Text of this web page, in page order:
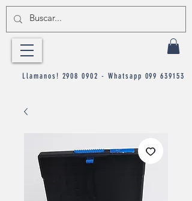
Llamanos! 2908 0902 - Whatsapp 099 639153